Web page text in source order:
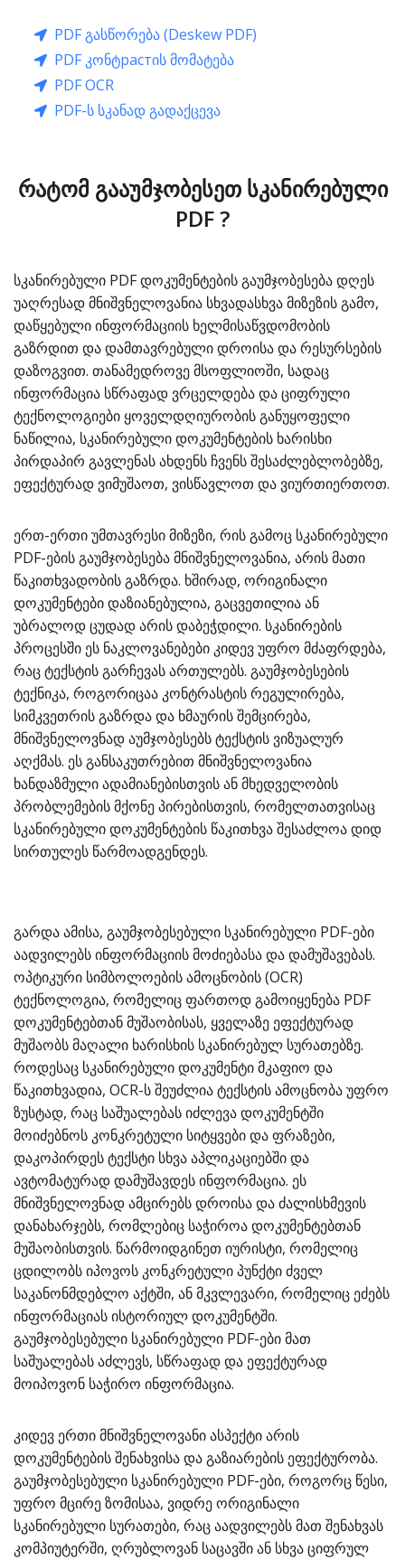
PDF გასწორება (Deskew PDF)
PDF კონტрастის მომატება
PDF OCR
PDF-ს სკანად გადაქცევა
რატომ გააუმჯობესეთ სკანირებული
PDF ?
სკანირებული PDF დოკუმენტების გაუმჯობესება დღეს
უაღრესად მნიშვნელოვანია სხვადასხვა მიზეზის გამო,
დაწყებული ინფორმაციის ხელმისაწვდომობის
გაზრდით და დამთავრებული დროისა და რესურსების
დაზოგვით. თანამედროვე მსოფლიოში, სადაც
ინფორმაცია სწრაფად ვრცელდება და ციფრული
ტექნოლოგიები ყოველდღიურობის განუყოფელი
ნაწილია, სკანირებული დოკუმენტების ხარისხი
პირდაპირ გავლენას ახდენს ჩვენს შესაძლებლობებზე,
ეფექტურად ვიმუშაოთ, ვისწავლოთ და ვიურთიერთოთ.
ერთ-ერთი უმთავრესი მიზეზი, რის გამოც სკანირებული
PDF-ების გაუმჯობესება მნიშვნელოვანია, არის მათი
წაკითხვადობის გაზრდა. ხშირად, ორიგინალი
დოკუმენტები დაზიანებულია, გაცვეთილია ან
უბრალოდ ცუდად არის დაბეჭდილი. სკანირების
პროცესში ეს ნაკლოვანებები კიდევ უფრო მძაფრდება,
რაც ტექსტის გარჩევას ართულებს. გაუმჯობესების
ტექნიკა, როგორიცაა კონტრასტის რეგულირება,
სიმკვეთრის გაზრდა და ხმაურის შემცირება,
მნიშვნელოვნად აუმჯობესებს ტექსტის ვიზუალურ
აღქმას. ეს განსაკუთრებით მნიშვნელოვანია
ხანდაზმული ადამიანებისთვის ან მხედველობის
პრობლემების მქონე პირებისთვის, რომელთათვისაც
სკანირებული დოკუმენტების წაკითხვა შესაძლოა დიდ
სირთულეს წარმოადგენდეს.
გარდა ამისა, გაუმჯობესებული სკანირებული PDF-ები
აადვილებს ინფორმაციის მოძიებასა და დამუშავებას.
ოპტიკური სიმბოლოების ამოცნობის (OCR)
ტექნოლოგია, რომელიც ფართოდ გამოიყენება PDF
დოკუმენტებთან მუშაობისას, ყველაზე ეფექტურად
მუშაობს მაღალი ხარისხის სკანირებულ სურათებზე.
როდესაც სკანირებული დოკუმენტი მკაფიო და
წაკითხვადია, OCR-ს შეუძლია ტექსტის ამოცნობა უფრო
ზუსტად, რაც საშუალებას იძლევა დოკუმენტში
მოიძებნოს კონკრეტული სიტყვები და ფრაზები,
დაკოპირდეს ტექსტი სხვა აპლიკაციებში და
ავტომატურად დამუშავდეს ინფორმაცია. ეს
მნიშვნელოვნად ამცირებს დროისა და ძალისხმევის
დანახარჯებს, რომლებიც საჭიროა დოკუმენტებთან
მუშაობისთვის. წარმოიდგინეთ იურისტი, რომელიც
ცდილობს იპოვოს კონკრეტული პუნქტი ძველ
საკანონმდებლო აქტში, ან მკვლევარი, რომელიც ეძებს
ინფორმაციას ისტორიულ დოკუმენტში.
გაუმჯობესებული სკანირებული PDF-ები მათ
საშუალებას აძლევს, სწრაფად და ეფექტურად
მოიპოვონ საჭირო ინფორმაცია.
კიდევ ერთი მნიშვნელოვანი ასპექტი არის
დოკუმენტების შენახვისა და გაზიარების ეფექტურობა.
გაუმჯობესებული სკანირებული PDF-ები, როგორც წესი,
უფრო მცირე ზომისაა, ვიდრე ორიგინალი
სკანირებული სურათები, რაც აადვილებს მათ შენახვას
კომპიუტერში, ღრუბლოვან საცავში ან სხვა ციფრულ